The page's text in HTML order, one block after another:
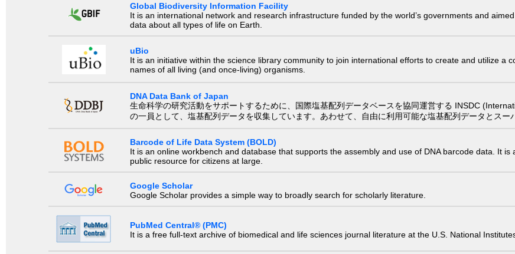
Global Biodiversity Information Facility
It is an international network and research infrastructure funded by the world’s governments and
data about all types of life on Earth.
uBio
It is an initiative within the science library community to join international efforts to create and utilize a
names of all living (and once-living) organisms.
DNA Data Bank of Japan
生命科学の研究活動をサポートするために、国際塩基配列データベースを協同運営する INSDC
の一員として、塩基配列データを収集しています。あわせて、自由に利用可能な塩基配列データとスー
Barcode of Life Data System (BOLD)
It is an online workbench and database that supports the assembly and use of DNA barcode data. It
public resource for citizens at large.
Google Scholar
Google Scholar provides a simple way to broadly search for scholarly literature.
PubMed Central® (PMC)
It is a free full-text archive of biomedical and life sciences journal literature at the U.S. National